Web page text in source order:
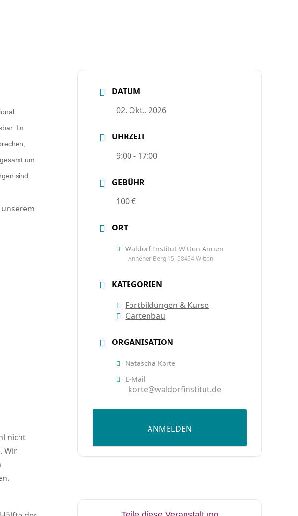
Im
um
sind
nicht
Wir
DATUM
02. Okt.. 2026
UHRZEIT
9:00 - 17:00
GEBÜHR
100 €
ORT
Waldorf Institut Witten Annen
Annener Berg 15, 58454 Witten
KATEGORIEN
Fortbildungen & Kurse
Gartenbau
ORGANISATION
Natascha Korte
E-Mail
korte@waldorfinstitut.de
ANMELDEN